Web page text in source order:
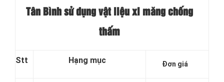
Tân Bình sử dụng vật liệu xi măng chống
thấm
Stt Hạng mục Đơn giá